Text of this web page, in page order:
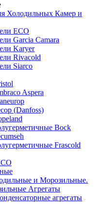
Холодильных Камер и
ECO
Garcia Camara
Karyer
Rivacold
Siarco
Aspera
(Danfoss)
Bock
Frascold
и Морозильные.
Агрегаты
агрегаты